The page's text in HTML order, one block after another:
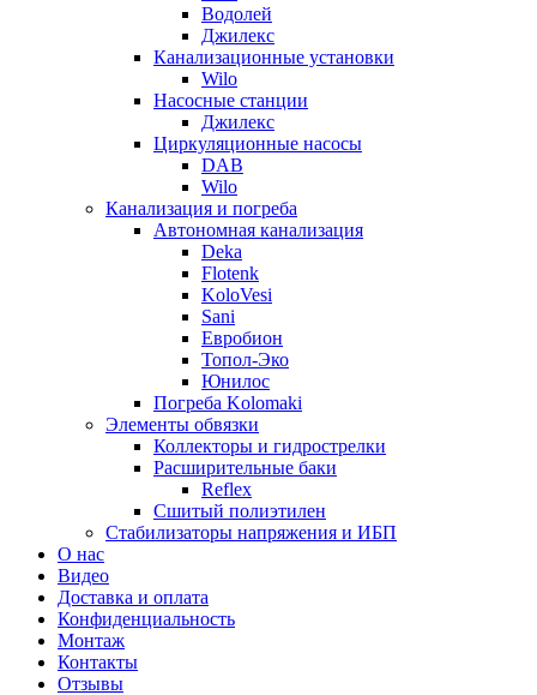
Водолей
Джилекс
Канализационные установки
Wilo
Насосные станции
Джилекс
Циркуляционные насосы
DAB
Wilo
Канализация и погреба
Автономная канализация
Deka
Flotenk
KoloVesi
Sani
Евробион
Топол-Эко
Юнилос
Погреба Kolomaki
Элементы обвязки
Коллекторы и гидрострелки
Расширительные баки
Reflex
Сшитый полиэтилен
Стабилизаторы напряжения и ИБП
О нас
Видео
Доставка и оплата
Конфиденциальность
Монтаж
Контакты
Отзывы